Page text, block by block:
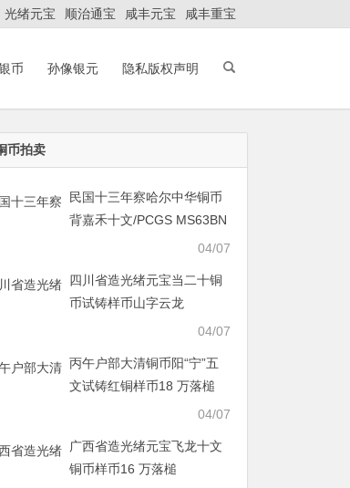
光绪元宝 顺治通宝 咸丰元宝 咸丰重宝
币 孙像银元 隐私版权声明
币拍卖
民国十三年察哈尔中华铜币
背嘉禾十文/PCGS MS63BN
04/07
四川省造光绪元宝当二十铜
币试铸样币山字云龙
04/07
丙午户部大清铜币阳“宁”五
文试铸红铜样币18 万落槌
04/07
广西省造光绪元宝飞龙十文
铜币样币16 万落槌